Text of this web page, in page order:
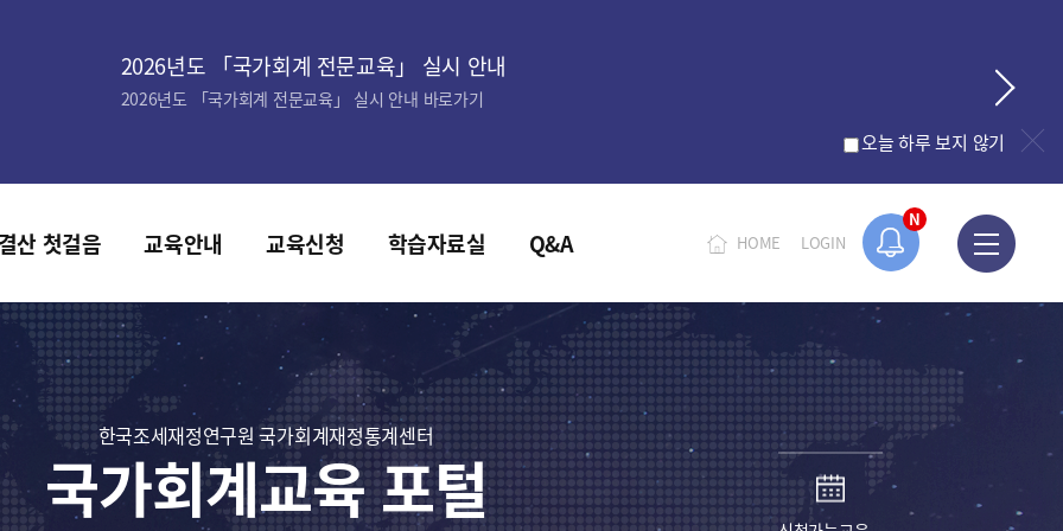
N
2026년도 「국가회계 전문교육」 실시 안내
2026년도 「국가회계 전문교육」 실시 안내 바로가기
오늘 하루 보지 않기
HOME LOGIN
산 첫걸음 교육안내 교육신청 학습자료실 Q&A
한국조세재정연구원 국가회계재정통계센터
국가회계교육 포털